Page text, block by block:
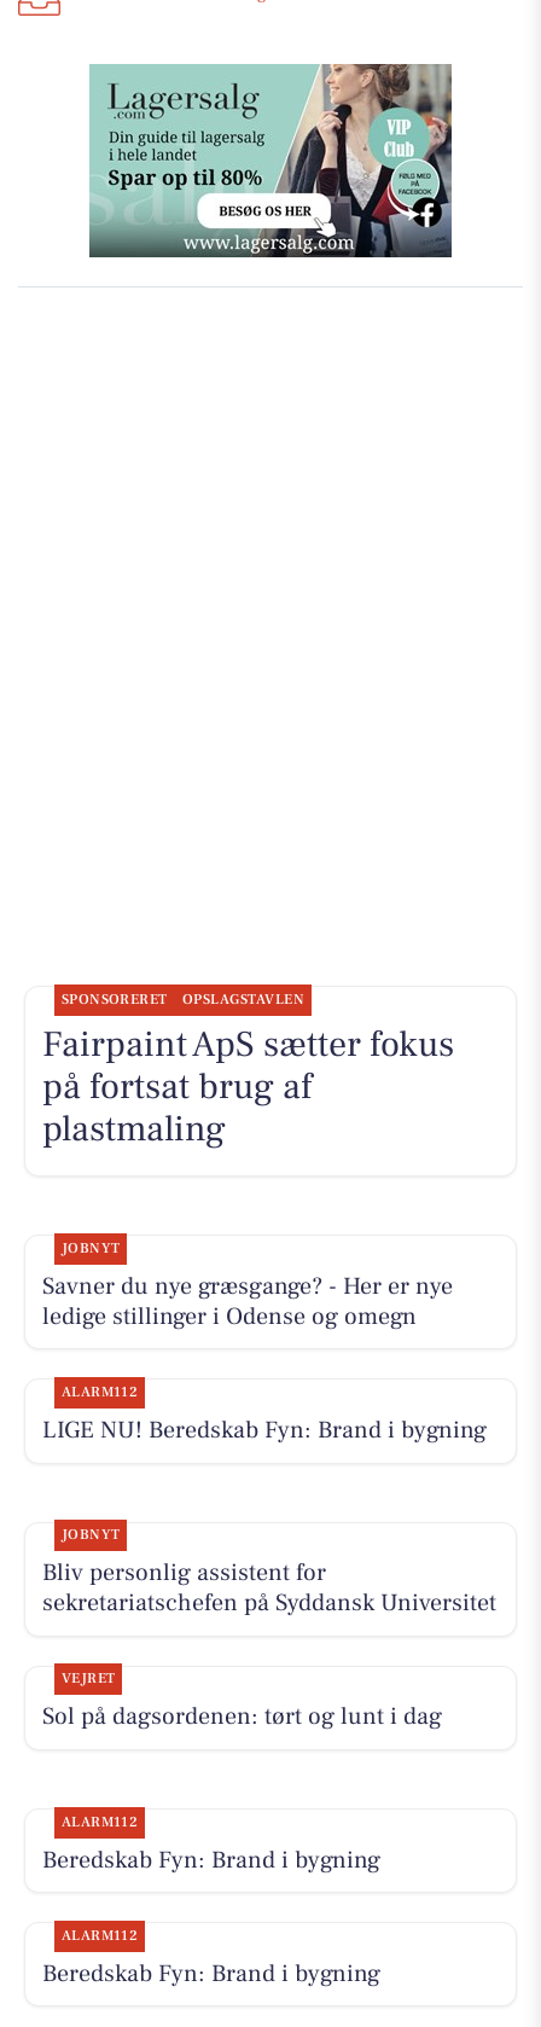
SPONSORERET OPSLAGSTAVLEN
Fairpaint ApS sætter fokus
på fortsat brug af
plastmaling
JOBNYT
Savner du nye græsgange? - Her er nye
ledige stillinger i Odense og omegn
ALARM112
LIGE NU! Beredskab Fyn: Brand i bygning
JOBNYT
Bliv personlig assistent for
sekretariatschefen på Syddansk Universitet
VEJRET
Sol på dagsordenen: tørt og lunt i dag
ALARM112
Beredskab Fyn: Brand i bygning
ALARM112
Beredskab Fyn: Brand i bygning